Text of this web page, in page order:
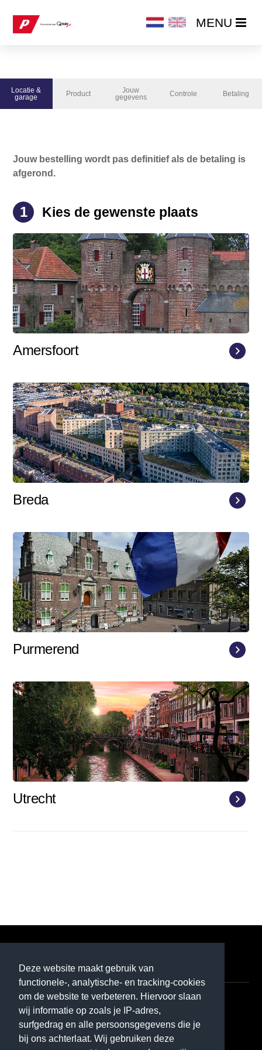
Deze website maakt gebruik van
functionele-, analytische- en tracking-cookies
om de website te verbeteren. Hiervoor slaan
wij informatie op zoals je IP-adres,
surfgedrag en alle persoonsgegevens die je
bij ons achterlaat. Wij gebruiken deze
MENU
PRODUCTEN
ABONNEMENT WIJZIGEN / OPZEGGEN
MENU
Locatie &
garage
Product
Jouw
gegevens
Controle Betaling
Jouw bestelling wordt pas definitief als de betaling is
afgerond.
1 Kies de gewenste plaats
Amersfoort
Breda
Purmerend
Utrecht
P1
Contact
070 - 370 50 70